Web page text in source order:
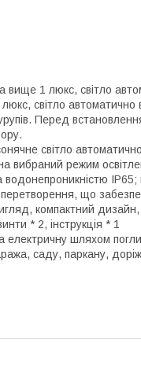
вище 1 люкс, світло
світло автоматично
Перед
світло
вибраний режим
водонепроникністю IP65;
перетворення, що
компактний
* 2, інструкція * 1
електричну шляхом
саду, паркану,